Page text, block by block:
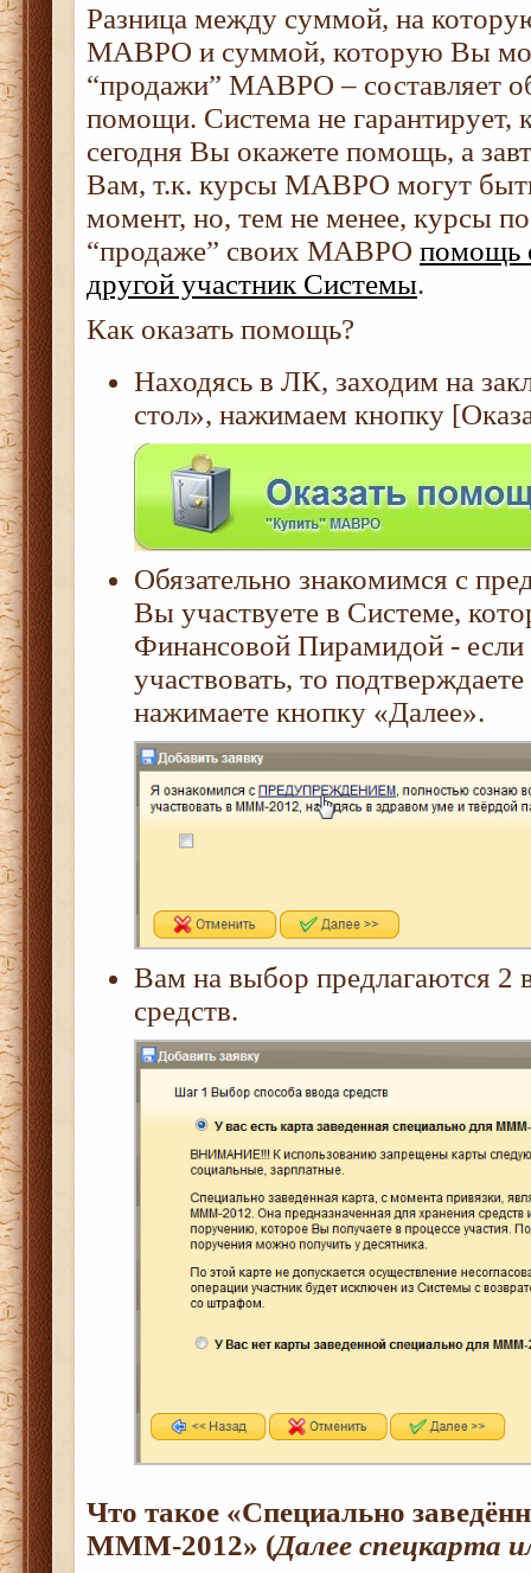
Разница между суммой, на
МАВРО и суммой, которую Вы
“продажи” МАВРО – составляет
помощи. Система не гарантирует,
сегодня Вы окажете помощь, а
Вам, т.к. курсы МАВРО могут
момент, но, тем не менее, курсы
“продаже” своих МАВРО помощь
другой участник Системы.
Как оказать помощь?
Находясь в ЛК, заходим на
стол», нажимаем кнопку
Обязательно знакомимся с
Вы участвуете в Системе,
Финансовой Пирамидой -
участвовать, то
нажимаете кнопку «Далее».
Вам на выбор предлагаются 2
средств.
Что такое «Специально
МММ-2012» (Далее спецкарта